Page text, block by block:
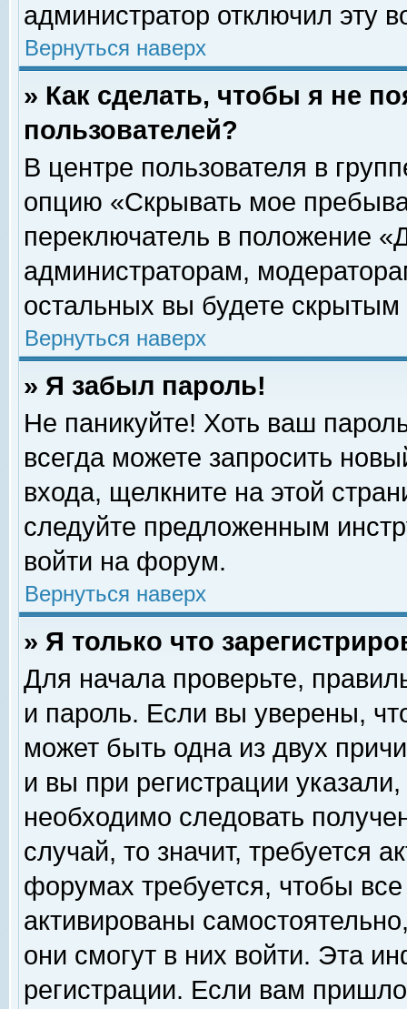
администратор отключил эту
Вернуться наверх
» Как сделать, чтобы я не
пользователей?
В центре пользователя в
опцию «Скрывать мое
переключатель в положение
администраторам,
остальных вы будете скрытым
Вернуться наверх
» Я забыл пароль!
Не паникуйте! Хоть ваш
всегда можете запросить
входа, щелкните на этой
следуйте предложенным
войти на форум.
Вернуться наверх
» Я только что
Для начала проверьте,
и пароль. Если вы уверены,
может быть одна из двух
и вы при регистрации
необходимо следовать
случай, то значит, требуется
форумах требуется, чтобы
активированы
они смогут в них войти. Эта
регистрации. Если вам